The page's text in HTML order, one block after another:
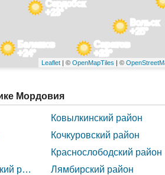
Саратов
+23°
Балашов
+24°
Вольск
+25°
Сердобск
+23°
Leaflet | ©OpenMapTiles | ©
Мордовия
район
Ковылкинский район
Кочкуровский район
Краснослободский район
Лямбирский район